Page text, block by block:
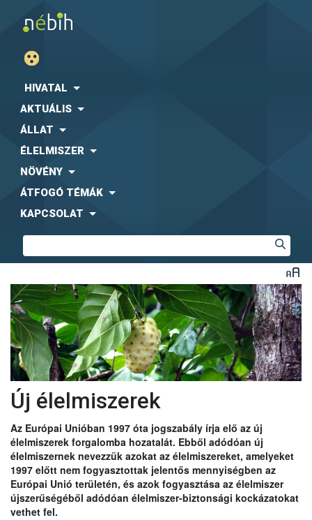
HIVATAL
AKTUÁLIS
ÁLLAT
ÉLELMISZER
NÖVÉNY
ÁTFOGÓ TÉMÁK
KAPCSOLAT
Új élelmiszerek
Az Európai Unióban 1997 óta jogszabály írja elő az új
élelmiszerek forgalomba hozatalát. Ebből adódóan új
élelmiszernek nevezzük azokat az élelmiszereket, amelyeket
1997 előtt nem fogyasztottak jelentős mennyiségben az
Európai Unió területén, és azok fogyasztása az élelmiszer
újszerűségéből adódóan élelmiszer-biztonsági kockázatokat
vethet fel.